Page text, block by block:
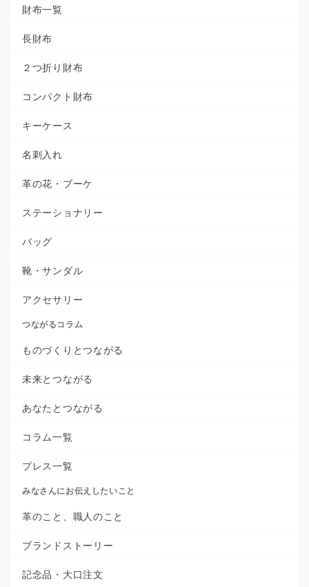
財布一覧
長財布
２つ折り財布
コンパクト財布
キーケース
名刺入れ
革の花・ブーケ
ステーショナリー
バッグ
靴・サンダル
アクセサリー
つながるコラム
ものづくりとつながる
未来とつながる
あなたとつながる
コラム一覧
プレス一覧
みなさんにお伝えしたいこと
革のこと、職人のこと
ブランドストーリー
記念品・大口注文